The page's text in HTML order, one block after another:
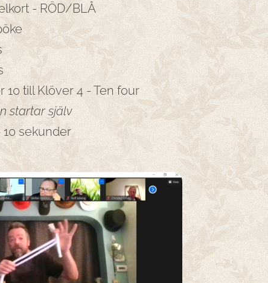
- RÖD/BLÅ
10 till Klöver 4 - Ten four
startar själv
sekunder